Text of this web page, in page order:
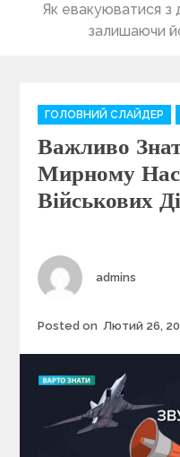
Як евакуюватися
залишаючи
C
a
e
g
o
e
s
ГОЛОВНИЙ СЛАЙДЕР
Важливо
Мирному
Військових
Author
admins
Posted on Лютий 26,